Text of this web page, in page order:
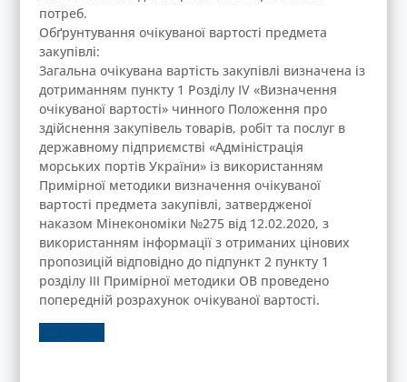
потреб.
Обґрунтування очікуваної вартості предмета
закупівлі:
Загальна очікувана вартість закупівлі визначена із
дотриманням пункту 1 Розділу ІV «Визначення
очікуваної вартості» чинного Положення про
здійснення закупівель товарів, робіт та послуг в
державному підприємстві «Адміністрація
морських портів України» із використанням
Примірної методики визначення очікуваної
вартості предмета закупівлі, затвердженої
наказом Мінекономіки №275 від 12.02.2020, з
використанням інформації з отриманих цінових
пропозицій відповідно до підпункт 2 пункту 1
розділу ІІІ Примірної методики ОВ проведено
попередній розрахунок очікуваної вартості.